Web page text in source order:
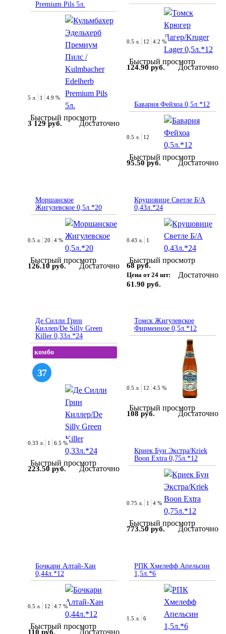
Premium Pils 5л.
Быстрый просмотр
5 л. 1 4.9 %
3 129 руб. Достаточно
Быстрый просмотр
0.5 л. 12 4.2 %
124.90 руб. Достаточно
Бавария Фейхоа 0,5л.*12
Быстрый просмотр
0.5 л. 12
95.50 руб. Достаточно
Моршанское
Жигулевское 0,5л.*20
Быстрый просмотр
0.5 л. 20 4 %
126.10 руб. Достаточно
Крушовице Светле Б/А
0,43л.*24
Быстрый просмотр
0.43 л. 1
68 руб.
Цена от 24 шт:
61.90 руб.
Достаточно
Де Силли Грин
Киллер/De Silly Green
Killer 0,33л.*24
комбо
37
Быстрый просмотр
0.33 л. 1 6.5 %
223.50 руб. Достаточно
Томск Жигулевское
Фирменное 0,5л.*12
Быстрый просмотр
0.5 л. 12 4.5 %
108 руб. Достаточно
Криек Бун Экстра/Kriek
Boon Extra 0,75л.*12
Быстрый просмотр
0.75 л. 1 4 %
773.50 руб. Достаточно
Бочкари Алтай-Хан
0,44л.*12
Быстрый просмотр
0.5 л. 12 4.7 %
110 руб. Достаточно
РПК Хмелефф Апельсин
1,5л.*6
1.5 л. 6